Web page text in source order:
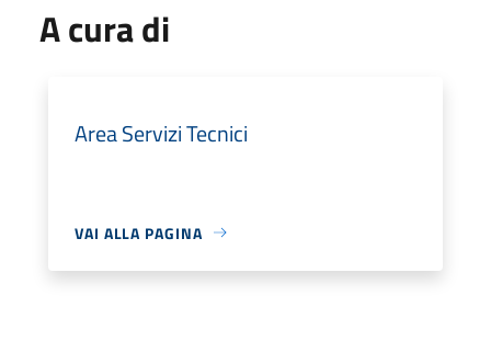
A cura di
Area Servizi Tecnici
VAI ALLA PAGINA